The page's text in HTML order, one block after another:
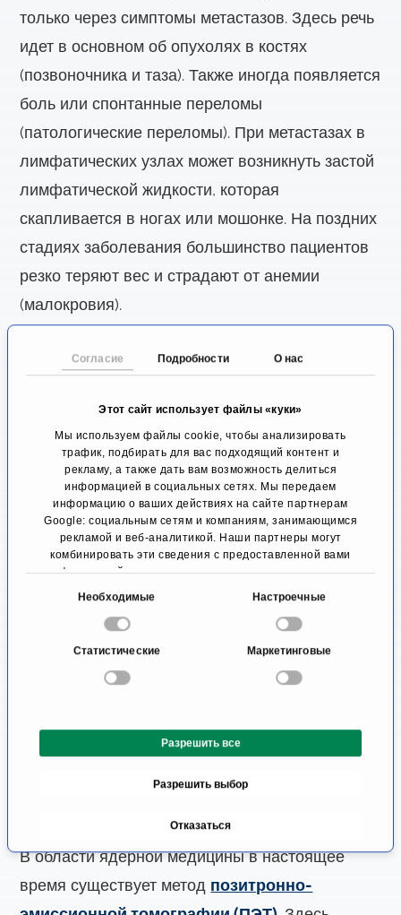
Согласие Подробности О нас
Этот сайт использует файлы «куки»
Мы используем файлы cookie, чтобы анализировать
трафик, подбирать для вас подходящий контент и
рекламу, а также дать вам возможность делиться
информацией в социальных сетях. Мы передаем
информацию о ваших действиях на сайте партнерам
Google: социальным сетям и компаниям, занимающимся
рекламой и веб-аналитикой. Наши партнеры могут
комбинировать эти сведения с предоставленной вами
информацией, а также данными, которые они получили
я
Необходимые Настроечные
Статистические Маркетинговые
Разрешить все
Разрешить выбор
Отказаться
только через симптомы метастазов. Здесь речь
идет в основном об опухолях в костях
(позвоночника и таза). Также иногда появляется
боль или спонтанные переломы
(патологические переломы). При метастазах в
лимфатических узлах может возникнуть застой
лимфатической жидкости, которая
скапливается в ногах или мошонке. На поздних
стадиях заболевания большинство пациентов
резко теряют вес и страдают от анемии
(малокровия).
предстательной железы
Неинвазивное пальпаторное ректальное
исследование является хорошим методом
обнаружения рака простаты и помогает
опытному специалисту выявить заболевание
на ранней стадии. Рак предстательной железы
в данном случае пальпируется очень типичным
определяется с помощью трансректального
УЗИ. При этом в ректальное отверстие
устанавливается специальный ультразвуковой
размером от 20 миллиметров в диаметре. В
качестве комплексной формы обследования
используется магнитно-резонансная
В области ядерной медицины в настоящее
время существует метод позитронно-